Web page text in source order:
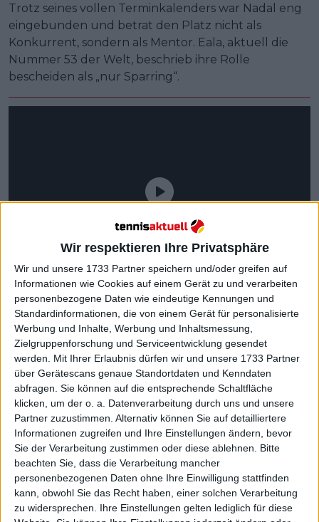
Wir respektieren Ihre Privatsphäre
Wir und unsere 1733 Partner speichern und/oder greifen auf
Informationen wie Cookies auf einem Gerät zu und verarbeiten
personenbezogene Daten wie eindeutige Kennungen und
Standardinformationen, die von einem Gerät für personalisierte
Werbung und Inhalte, Werbung und Inhaltsmessung,
Zielgruppenforschung und Serviceentwicklung gesendet
werden.
Mit Ihrer Erlaubnis dürfen wir und unsere 1733 Partner
über Gerätescans genaue Standortdaten und Kenndaten
abfragen. Sie können auf die entsprechende Schaltfläche
klicken, um der o. a. Datenverarbeitung durch uns und unsere
Partner zuzustimmen. Alternativ können Sie auf detailliertere
Informationen zugreifen und Ihre Einstellungen ändern, bevor
Sie der Verarbeitung zustimmen oder diese ablehnen.
Bitte
beachten Sie, dass die Verarbeitung mancher
personenbezogenen Daten ohne Ihre Einwilligung stattfinden
kann, obwohl Sie das Recht haben, einer solchen Verarbeitung
zu widersprechen. Ihre Einstellungen gelten lediglich für diese
Trotz seines vollen Terminkalenders war Nadal eng
eingebunden und betrat den Platz nicht als
Konkurrent, sondern als Mentor. Eala, aktuell die
Nummer 53 der Welt, beschrieb ihre Rolle
bescheiden als „nur Sparring“.
Eala gehörte im vergangenen Monat zu den
aktivsten Spielerinnen auf der WTA Tour. Nach dem
Saisonabschluss bei den Hong Kong Open – wo sie in
der zweiten Runde gegen Victoria Mboko ausschied
– absolvierte die Filipina einen intensiven
Trainingsblock zur Vorbereitung auf die SEA Games.
Diese Arbeit zahlte sich am 18.12.2024 aus, als sie in
Thailand die Goldmedaille für die Philippinen holte.